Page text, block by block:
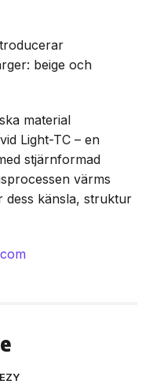
beige och
material
Light-TC – en
stjärnformad
värms
dess känsla, struktur